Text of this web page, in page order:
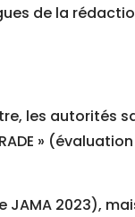
de la
les autorités
»
JAMA 2023),